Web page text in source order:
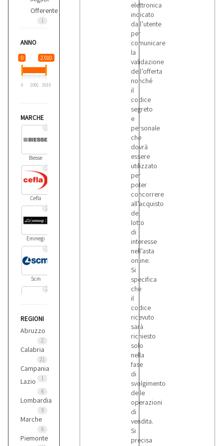
Offerente
1
ANNO
0 2 010
0 1005 2010
MARCHE
1
Biesse
1
Cefla
2
Emmegi
1
Scm
2
Varie
REGIONI
Abruzzo
2
Calabria
21
Campania
1
Lazio
6
Lombardia
9
Marche
6
Piemonte
elettronica
indicato
dall’utente
per
comunicare
la
validazione
dell’offerta
nonché
il
codice
segreto
e
personale
che
dovrà
essere
utilizzato
per
poter
concorrere
all’acquisto
del
lotto
di
interesse
nell’asta
online.
Si
specifica
che
il
codice
ricevuto
sarà
richiesto
solo
nella
fase
di
svolgimento
delle
operazioni
di
vendita.
Si
precisa